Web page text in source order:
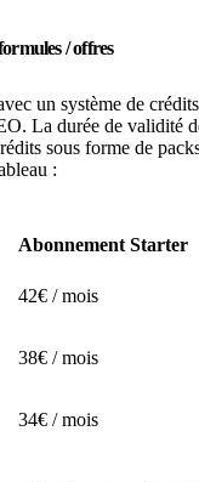
/ offres
un système de
La durée de validité
sous forme de
:
Abonnement Starter
42€ / mois
38€ / mois
34€ / mois